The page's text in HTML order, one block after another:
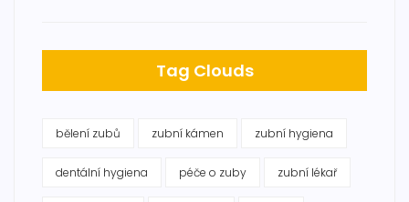
Tag Clouds
bělení zubů zubní kámen zubní hygiena
dentální hygiena péče o zuby zubní lékař